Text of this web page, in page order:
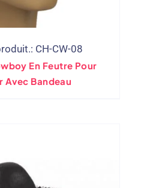
CH-CW-08
En Feutre Pour
Avec Bandeau